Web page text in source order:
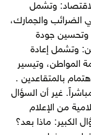
وتشمل
الضرائب والجمارك،
وتحسين جودة
وتشمل إعادة
المواطن، وتيسير
بالمتقاعدين .
غير أن السؤال
من الإعلام
الكبير: ماذا بعد؟